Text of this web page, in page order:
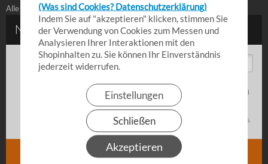
(Was sind Cookies? Datenschutzerklärung)
Indem Sie auf "akzeptieren" klicken, stimmen Sie
der Verwendung von Cookies zum Messen und
Analysieren Ihrer Interaktionen mit den
Shopinhalten zu. Sie können Ihr Einverständnis
jederzeit widerrufen.
Einstellungen
Schließen
Akzeptieren
Alle Angebote richten sich an Gewerbetreibende.